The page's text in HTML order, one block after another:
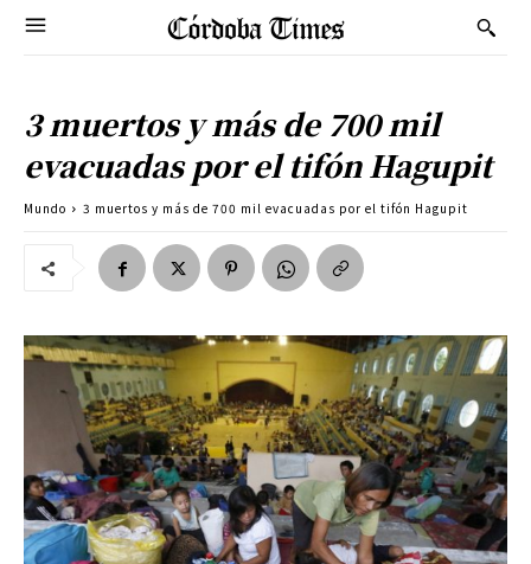
3 muertos y más de 700 mil
evacuadas por el tifón Hagupit
Mundo 3 muertos y más de 700 mil evacuadas por el tifón Hagupit